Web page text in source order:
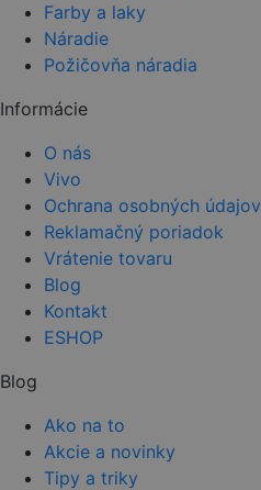
Farby a laky
Náradie
Požičovňa náradia
Informácie
O nás
Vivo
Ochrana osobných údajov
Reklamačný poriadok
Vrátenie tovaru
Blog
Kontakt
ESHOP
Blog
Ako na to
Akcie a novinky
Tipy a triky